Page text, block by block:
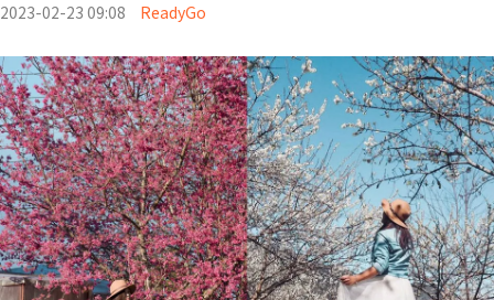
2023-02-23 09:08 ReadyGo